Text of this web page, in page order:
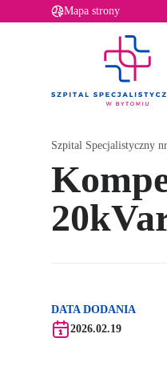
Mapa strony
Szpital
Szpital Specjalistyczny
DATA DODANIA
2026.02.19